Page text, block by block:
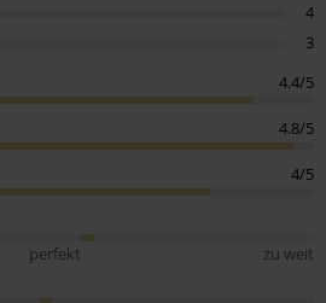
4
3
4.4/5
4.8/5
4/5
perfekt
zu weit